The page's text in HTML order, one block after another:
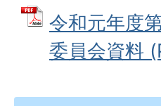
令和元年度
委員会資料